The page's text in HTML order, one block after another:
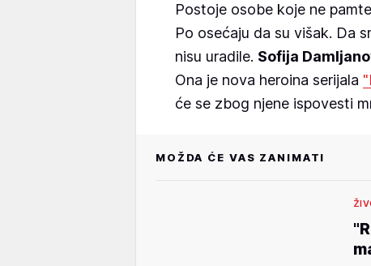
Postoje osobe koje ne
Po osećaju da su višak. Da
nisu uradile. Sofija
Ona je nova heroina serijala
će se zbog njene ispovesti
MOŽDA ĆE VAS ZANIMATI